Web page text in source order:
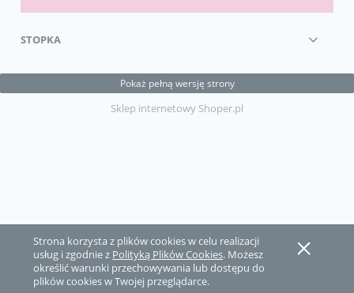
Strona korzysta z plików cookies w celu realizacji
usług i zgodnie z Polityką Plików Cookies. Możesz
określić warunki przechowywania lub dostępu do
plików cookies w Twojej przeglądarce.
STOPKA
Pokaż pełną wersję strony
Sklep internetowy Shoper.pl